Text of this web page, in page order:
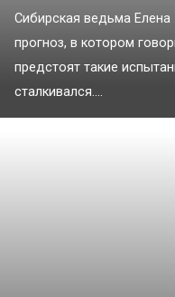
Сибирская ведьма
прогноз, в котором
предстоят такие
сталкивался....